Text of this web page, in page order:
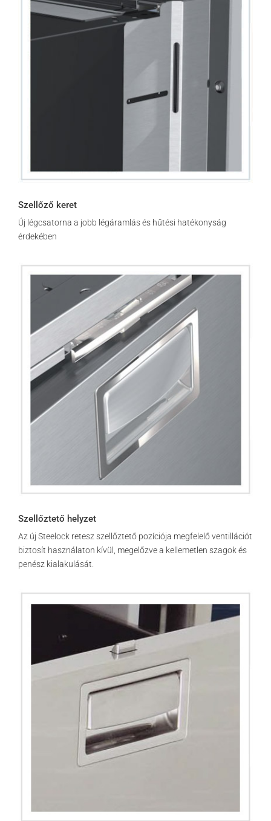
Szellőző keret
Új légcsatorna a jobb légáramlás és hűtési hatékonyság
érdekében
Szellőztető helyzet
Az új Steelock retesz szellőztető pozíciója megfelelő ventillációt
biztosít használaton kívül, megelőzve a kellemetlen szagok és
penész kialakulását.